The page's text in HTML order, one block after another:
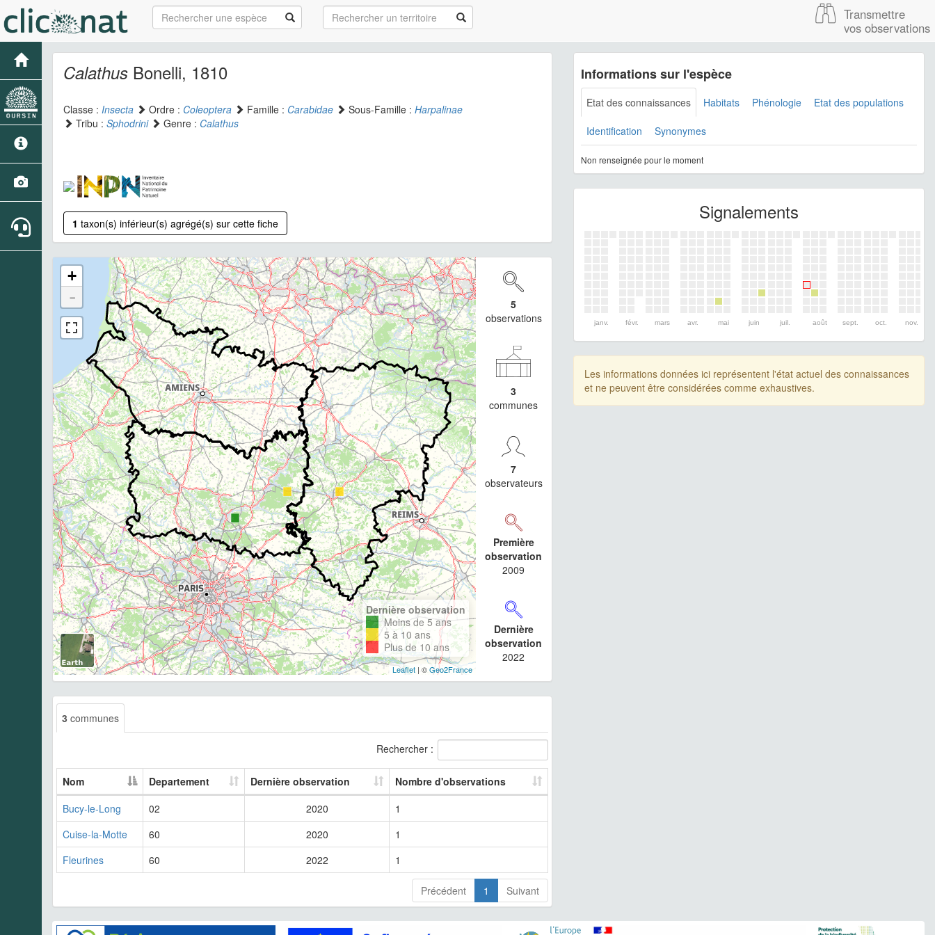
Transmettre
vos observations
Calathus Bonelli, 1810
Classe : Insecta Ordre : Coleoptera Famille : Carabidae Sous-Famille : Harpalinae
Tribu : Sphodrini Genre : Calathus
1 taxon(s) inférieur(s) agrégé(s) sur cette fiche
+
-
Dernière observation
Moins de 5 ans
5 à 10 ans
Plus de 10 ans
Leaflet| ©Geo2France
5
observations
3
communes
7
observateurs
Première
observation
2009
Dernière
observation
2022
3 communes
Rechercher :
Nom Departement Dernière observation
Nombre d'observations
Bucy-le-Long
02 2020
1
Cuise-la-Motte
60 2020
1
Fleurines
60 2022 1
Précédent 1 Suivant
Informations sur l'espèce
Etat des connaissances Habitats Phénologie Etat des populations
Identification Synonymes
Non renseignée pour le moment
Signalements
janv. févr. mars avr. mai juin juil. août sept. oct. nov.
Les informations données ici représentent l'état actuel des connaissances
et ne peuvent être considérées comme exhaustives.